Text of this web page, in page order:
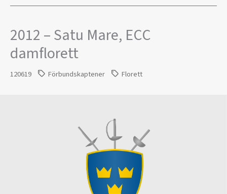
2012 – Satu Mare, ECC
damflorett
120619 Förbundskaptener Florett